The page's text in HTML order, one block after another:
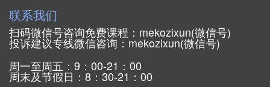
联系我们
扫码微信号咨询免费课程：mekozixun(微信号)
投诉建议专线微信咨询：mekozixun(微信号)
周一至周五：9：00-21：00
周末及节假日：8：30-21：00